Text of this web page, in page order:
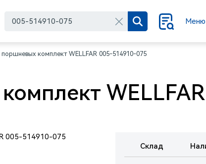
Меню
поршневых комплект WELLFAR 005-514910-075
Склад